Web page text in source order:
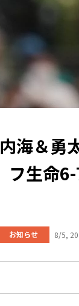
内海＆勇
フ生命
お知らせ 8/5,